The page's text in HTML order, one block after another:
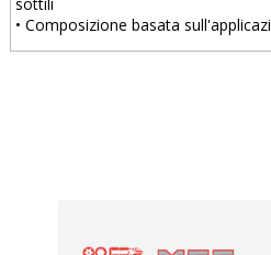
• Composizione basata